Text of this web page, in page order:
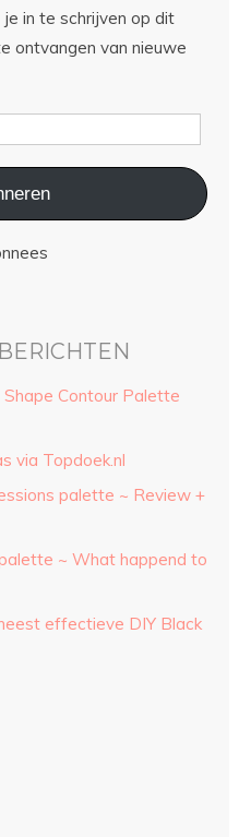
in te schrijven op dit
ontvangen van nieuwe
Contour Palette
via Topdoek.nl
palette ~ Review +
~ What happend to
effectieve DIY Black